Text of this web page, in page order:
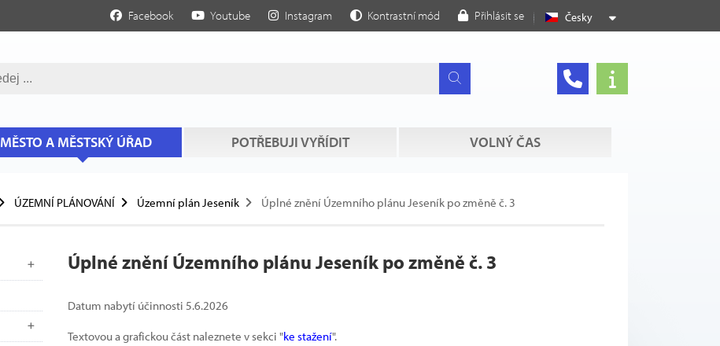
Česky
Facebook Youtube Instagram Kontrastní mód Přihlásit se
MĚSTO A MĚSTSKÝ ÚŘAD POTŘEBUJI VYŘÍDIT VOLNÝ ČAS
ÚZEMNÍ PLÁNOVÁNÍ Územní plán Jeseník Úplné znění Územního plánu Jeseník po změně č. 3
Úplné znění Územního plánu Jeseník po změně č. 3
Datum nabytí účinnosti 5.6.2026
Textovou a grafickou část naleznete v sekci "ke stažení".